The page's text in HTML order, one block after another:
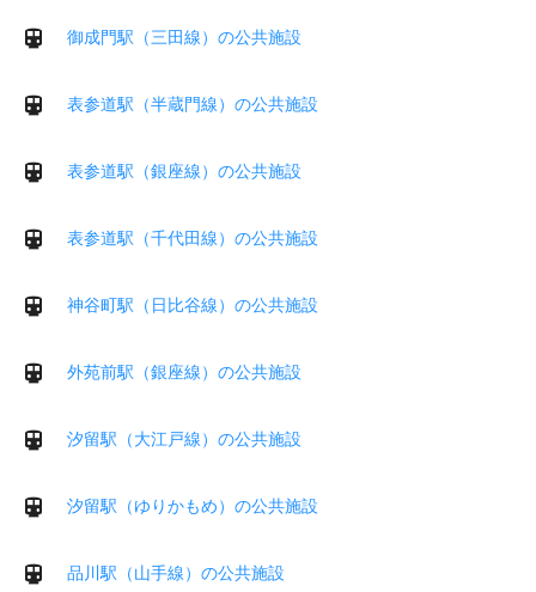
御成門駅（三田線）の公共施設
表参道駅（半蔵門線）の公共施設
表参道駅（銀座線）の公共施設
表参道駅（千代田線）の公共施設
神谷町駅（日比谷線）の公共施設
外苑前駅（銀座線）の公共施設
汐留駅（大江戸線）の公共施設
汐留駅（ゆりかもめ）の公共施設
品川駅（山手線）の公共施設